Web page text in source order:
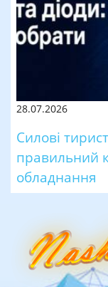
28.07.2026
Силові
правильний
обладнання